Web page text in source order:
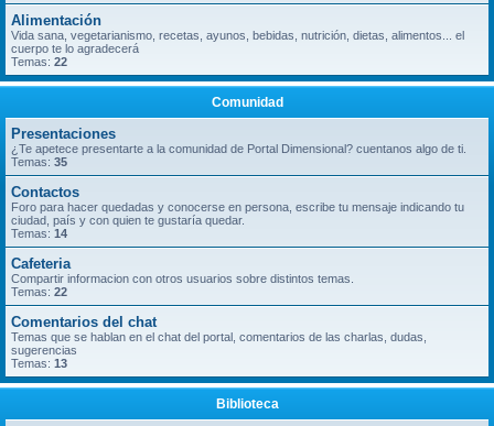
Alimentación
Vida sana, vegetarianismo, recetas, ayunos, bebidas, nutrición, dietas, alimentos... el
cuerpo te lo agradecerá
Temas: 22
Comunidad
Presentaciones
¿Te apetece presentarte a la comunidad de Portal Dimensional? cuentanos algo de ti.
Temas: 35
Contactos
Foro para hacer quedadas y conocerse en persona, escribe tu mensaje indicando tu
ciudad, país y con quien te gustaría quedar.
Temas: 14
Cafeteria
Compartir informacion con otros usuarios sobre distintos temas.
Temas: 22
Comentarios del chat
Temas que se hablan en el chat del portal, comentarios de las charlas, dudas,
sugerencias
Temas: 13
Biblioteca